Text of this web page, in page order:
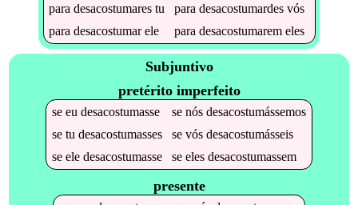
paradesacostumares tu paradesacostumardes vós
paradesacostumarele paradesacostumarem eles
Subjuntivo
pretérito imperfeito
se eu desacostumasse se nós desacostumássemos
se tu desacostumasses se vós desacostumásseis
se ele desacostumasse se eles desacostumassem
presente